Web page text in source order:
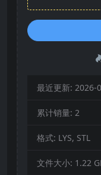
最近更新: 2026-
累计销量: 2
格式: LYS, STL
文件大小: 1.22